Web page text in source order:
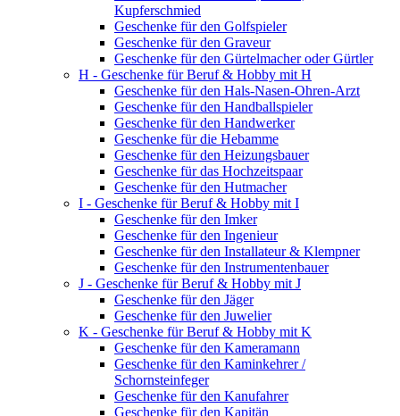
Kupferschmied
Geschenke für den Golfspieler
Geschenke für den Graveur
Geschenke für den Gürtelmacher oder Gürtler
H - Geschenke für Beruf & Hobby mit H
Geschenke für den Hals-Nasen-Ohren-Arzt
Geschenke für den Handballspieler
Geschenke für den Handwerker
Geschenke für die Hebamme
Geschenke für den Heizungsbauer
Geschenke für das Hochzeitspaar
Geschenke für den Hutmacher
I - Geschenke für Beruf & Hobby mit I
Geschenke für den Imker
Geschenke für den Ingenieur
Geschenke für den Installateur & Klempner
Geschenke für den Instrumentenbauer
J - Geschenke für Beruf & Hobby mit J
Geschenke für den Jäger
Geschenke für den Juwelier
K - Geschenke für Beruf & Hobby mit K
Geschenke für den Kameramann
Geschenke für den Kaminkehrer /
Schornsteinfeger
Geschenke für den Kanufahrer
Geschenke für den Kapitän